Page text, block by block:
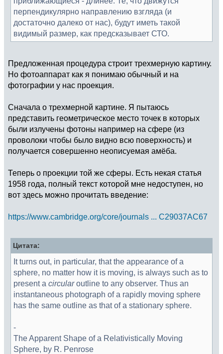
перпендикулярно направлению взгляда (и
достаточно далеко от нас), будут иметь такой
видимый размер, как предсказывает СТО.
Предложенная процедура строит трехмерную картину.
Но фотоаппарат как я понимаю обычный и на
фотографии у нас проекция.
Сначала о трехмерной картине. Я пытаюсь
представить геометрическое место точек в которых
были излучены фотоны например на сфере (из
проволоки чтобы было видно всю поверхность) и
получается совершенно неописуемая амёба.
Теперь о проекции той же сферы. Есть некая статья
1958 года, полный текст которой мне недоступен, но
вот здесь можно прочитать введение:
https://www.cambridge.org/core/journals ... C29037AC67
Цитата:
It turns out, in particular, that the appearance of a
sphere, no matter how it is moving, is always such as to
present a circularoutline to any observer. Thus an
instantaneous photograph of a rapidly moving sphere
has the same outline as that of a stationary sphere.
-
The Apparent Shape of a Relativistically Moving
Sphere, by R. Penrose